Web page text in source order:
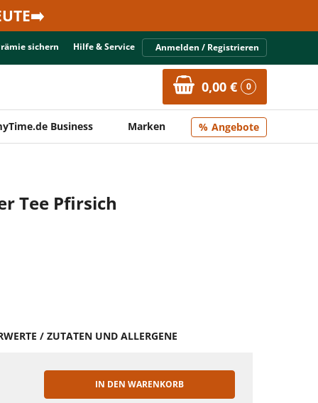
sichern Hilfe & Service Anmelden / Registrieren
0,00 € 0
Business Marken Angebote
Tee Pfirsich
/ ZUTATEN UND ALLERGENE
IN DEN WARENKORB